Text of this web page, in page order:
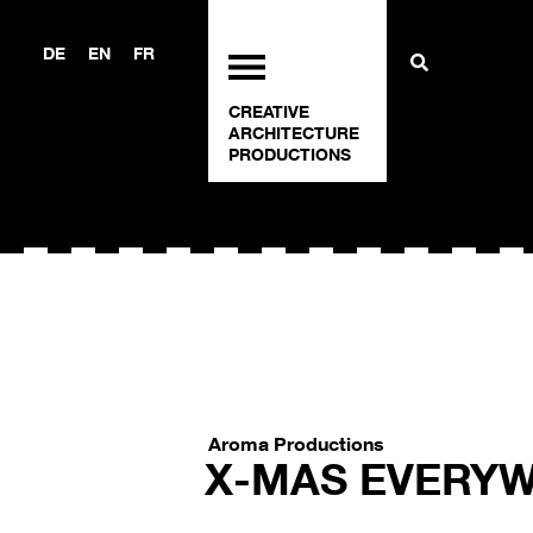
DE EN FR
CREATIVE
ARCHITECTURE
PRODUCTIONS
Aroma Productions
X-MAS